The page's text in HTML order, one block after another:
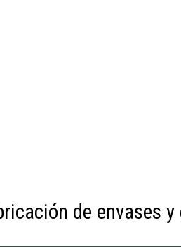
de envases